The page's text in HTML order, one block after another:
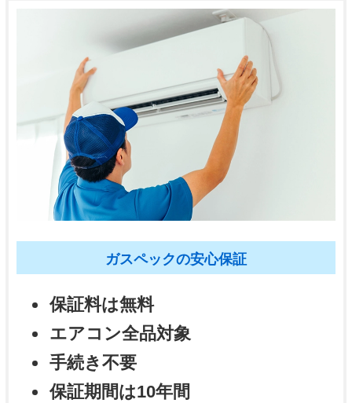
ガスペックの安心保証
保証料は無料
エアコン全品対象
手続き不要
保証期間は10年間